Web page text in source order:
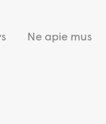
Ne apie mus